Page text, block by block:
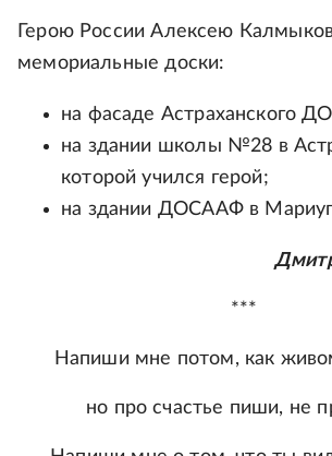
Герою России Алексею
мемориальные доски:
на фасаде Астраханского
на здании школы №28 в
которой учился герой;
на здании ДОСААФ в
***
Напиши мне потом, как
но про счастье пиши, не